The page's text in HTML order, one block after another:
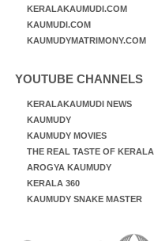
KERALAKAUMUDI.COM
KAUMUDI.COM
KAUMUDYMATRIMONY.COM
YOUTUBE CHANNELS
KERALAKAUMUDI NEWS
KAUMUDY
KAUMUDY MOVIES
THE REAL TASTE OF KERALA
AROGYA KAUMUDY
KERALA 360
KAUMUDY SNAKE MASTER